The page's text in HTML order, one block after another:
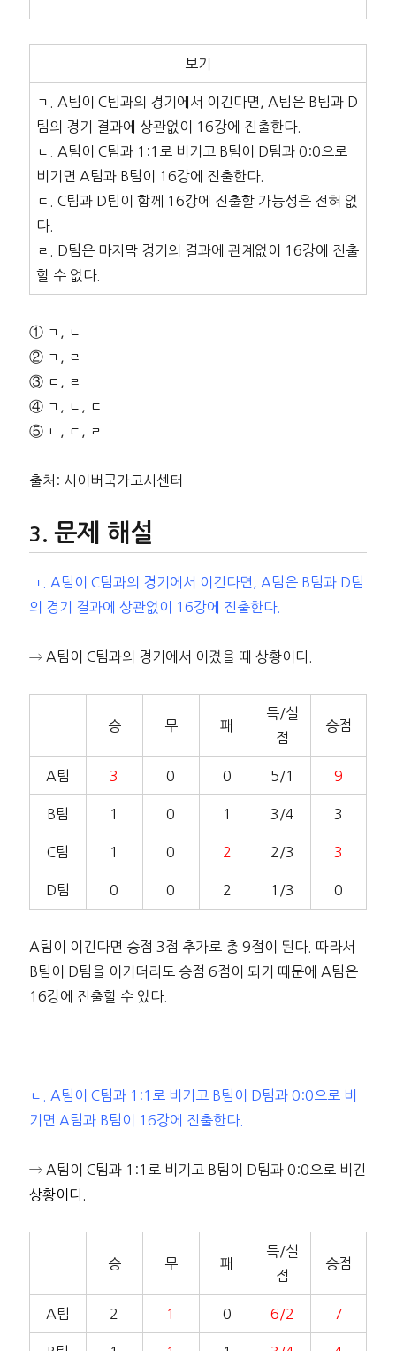
보기
ㄱ. A팀이 C팀과의 경기에서 이긴다면, A팀은 B팀과 D
팀의 경기 결과에 상관없이 16강에 진출한다.
ㄴ. A팀이 C팀과 1:1로 비기고 B팀이 D팀과 0:0으로
비기면 A팀과 B팀이 16강에 진출한다.
ㄷ. C팀과 D팀이 함께 16강에 진출할 가능성은 전혀 없
다.
ㄹ. D팀은 마지막 경기의 결과에 관계없이 16강에 진출
할 수 없다.
① ㄱ, ㄴ
② ㄱ, ㄹ
③ ㄷ, ㄹ
④ ㄱ, ㄴ, ㄷ
⑤ ㄴ, ㄷ, ㄹ
출처: 사이버국가고시센터
문제 해설
ㄱ. A팀이 C팀과의 경기에서 이긴다면, A팀은 B팀과 D팀
의 경기 결과에 상관없이 16강에 진출한다.
⇒ A팀이 C팀과의 경기에서 이겼을 때 상황이다.
승 무 패
득/실
점
승점
A팀 3 0 0 5/1 9
B팀 1 0 1 3/4 3
C팀 1 0 2 2/3 3
D팀 0 0 2 1/3 0
A팀이 이긴다면 승점 3점 추가로 총 9점이 된다. 따라서
B팀이 D팀을 이기더라도 승점 6점이 되기 때문에 A팀은
16강에 진출할 수 있다.
ㄴ. A팀이 C팀과 1:1로 비기고 B팀이 D팀과 0:0으로 비
기면 A팀과 B팀이 16강에 진출한다.
⇒ A팀이 C팀과 1:1로 비기고 B팀이 D팀과 0:0으로 비긴
상황이다.
승 무 패
득/실
점
승점
A팀 2 1 0 6/2 7